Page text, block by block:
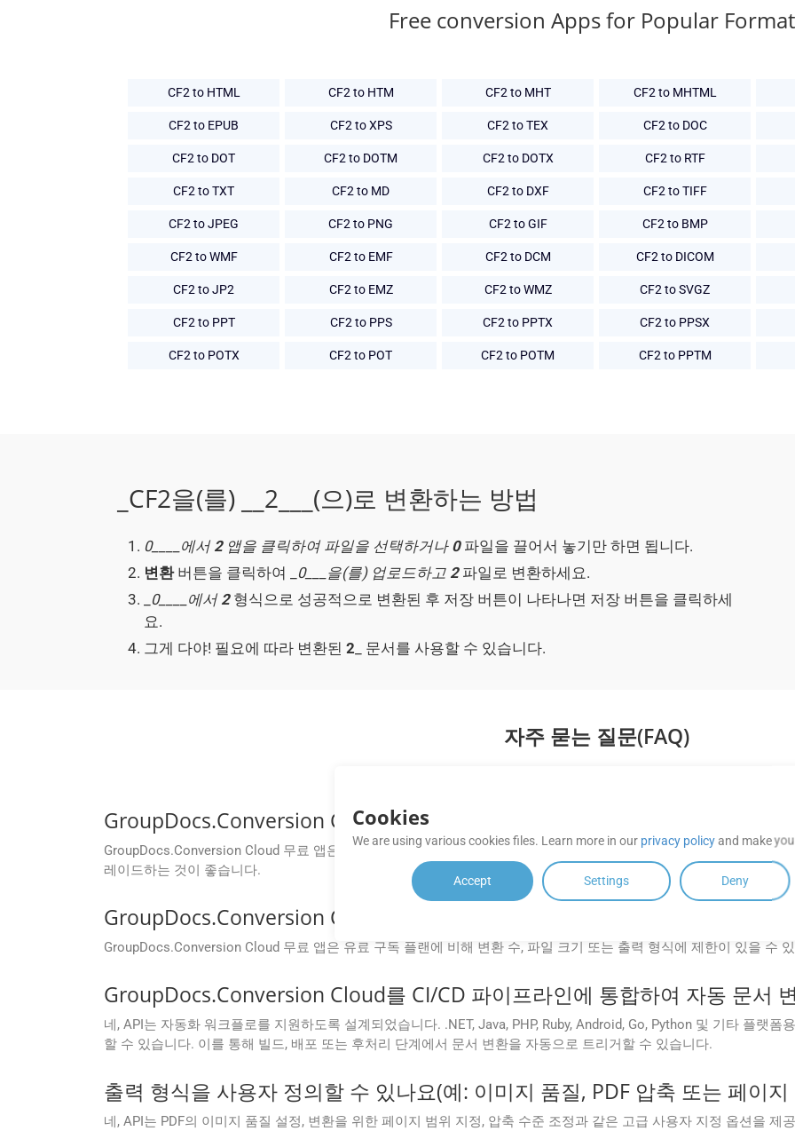
Free conversion Apps for Popular
CF2 to HTML CF2 to HTM CF2 to MHT CF2 to MHTML
CF2 to EPUB CF2 to XPS CF2 to TEX CF2 to DOC
CF2 to DOT CF2 to DOTM CF2 to DOTX CF2 to RTF
CF2 to TXT CF2 to MD CF2 to DXF CF2 to TIFF
CF2 to JPEG CF2 to PNG CF2 to GIF CF2 to BMP
CF2 to WMF CF2 to EMF CF2 to DCM CF2 to DICOM
CF2 to JP2 CF2 to EMZ CF2 to WMZ CF2 to SVGZ
CF2 to PPT CF2 to PPS CF2 to PPTX CF2 to PPSX
CF2 to POTX CF2 to POT CF2 to POTM CF2 to PPTM
_CF2을(를) __2___(으)로 변환하는 방법
0____에서 2앱을 클릭하여 파일을 선택하거나 0파일을 끌어서 놓기만 하면 됩니다.
변환버튼을 클릭하여 _ 0___을(를) 업로드하고 2파일로 변환하세요.
0____에서 2형식으로 성공적으로 변환된 후 저장 버튼이 나타나면 저장 버튼을 클릭하세
요.
그게 다야! 필요에 따라 변환된 2 _ 문서를 사용할 수 있습니다.
자주 묻는 질문(FAQ)
GroupDocs.Conversion Cloud 무료 앱을 상업적 목적으로 사용할 수 있습니
GroupDocs.Conversion Cloud 무료 앱은 주로 평가 및 테스트 목적으로 사용됩니다. 상업적인 용도로 사용하려면 전
레이드하는 것이 좋습니다.
GroupDocs.Conversion Cloud 무료 앱에서 사용할 수 있는 기능에 제한이
GroupDocs.Conversion Cloud 무료 앱은 유료 구독 플랜에 비해 변환 수, 파일 크기 또는 출력 형식에 제한이 있을 수
GroupDocs.Conversion Cloud를 CI/CD 파이프라인에 통합하여 자동 문서
네, API는 자동화 워크플로를 지원하도록 설계되었습니다. .NET, Java, PHP, Ruby, Android, Go, Python 및 기타 플랫
할 수 있습니다. 이를 통해 빌드, 배포 또는 후처리 단계에서 문서 변환을 자동으로 트리거할 수 있습니다.
출력 형식을 사용자 정의할 수 있나요(예: 이미지 품질, PDF 압축 또는 페이지
네, API는 PDF의 이미지 품질 설정, 변환을 위한 페이지 범위 지정, 압축 수준 조정과 같은 고급 사용자 지정 옵션을 제
Cookies
We are using various cookies files. Learn more in our privacy policyand make
Accept Settings Deny